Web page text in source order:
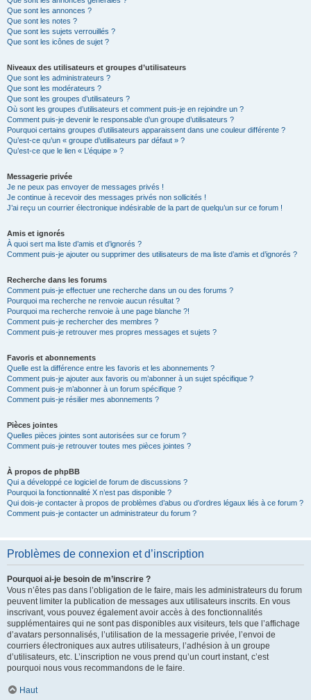
Que sont les annonces ?
Que sont les notes ?
Que sont les sujets verrouillés ?
Que sont les icônes de sujet ?
Niveaux des utilisateurs et groupes d’utilisateurs
Que sont les administrateurs ?
Que sont les modérateurs ?
Que sont les groupes d’utilisateurs ?
Où sont les groupes d’utilisateurs et comment puis-je en rejoindre un ?
Comment puis-je devenir le responsable d’un groupe d’utilisateurs ?
Pourquoi certains groupes d’utilisateurs apparaissent dans une couleur différente ?
Qu’est-ce qu’un « groupe d’utilisateurs par défaut » ?
Qu’est-ce que le lien « L’équipe » ?
Messagerie privée
Je ne peux pas envoyer de messages privés !
Je continue à recevoir des messages privés non sollicités !
J’ai reçu un courrier électronique indésirable de la part de quelqu’un sur ce forum !
Amis et ignorés
À quoi sert ma liste d’amis et d’ignorés ?
Comment puis-je ajouter ou supprimer des utilisateurs de ma liste d’amis et d’ignorés ?
Recherche dans les forums
Comment puis-je effectuer une recherche dans un ou des forums ?
Pourquoi ma recherche ne renvoie aucun résultat ?
Pourquoi ma recherche renvoie à une page blanche ?!
Comment puis-je rechercher des membres ?
Comment puis-je retrouver mes propres messages et sujets ?
Favoris et abonnements
Quelle est la différence entre les favoris et les abonnements ?
Comment puis-je ajouter aux favoris ou m’abonner à un sujet spécifique ?
Comment puis-je m’abonner à un forum spécifique ?
Comment puis-je résilier mes abonnements ?
Pièces jointes
Quelles pièces jointes sont autorisées sur ce forum ?
Comment puis-je retrouver toutes mes pièces jointes ?
À propos de phpBB
Qui a développé ce logiciel de forum de discussions ?
Pourquoi la fonctionnalité X n’est pas disponible ?
Qui dois-je contacter à propos de problèmes d’abus ou d’ordres légaux liés à ce forum ?
Comment puis-je contacter un administrateur du forum ?
Problèmes de connexion et d’inscription
Pourquoi ai-je besoin de m’inscrire ?
Vous n’êtes pas dans l’obligation de le faire, mais les administrateurs du forum
peuvent limiter la publication de messages aux utilisateurs inscrits. En vous
inscrivant, vous pouvez également avoir accès à des fonctionnalités
supplémentaires qui ne sont pas disponibles aux visiteurs, tels que l’affichage
d’avatars personnalisés, l’utilisation de la messagerie privée, l’envoi de
courriers électroniques aux autres utilisateurs, l’adhésion à un groupe
d’utilisateurs, etc. L’inscription ne vous prend qu’un court instant, c’est
pourquoi nous vous recommandons de le faire.
Haut